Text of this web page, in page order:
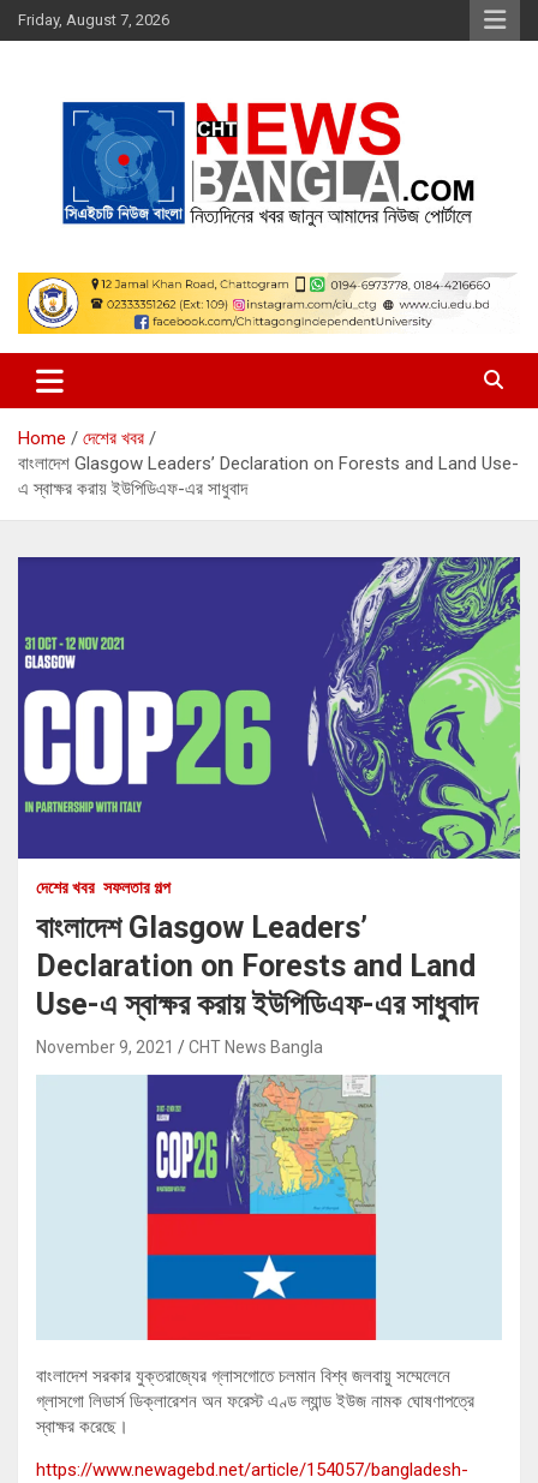
Skip
to
Friday, August 7, 2026
chtnews-bangla.com
Home
দেশের খবর
বাংলাদেশ Glasgow Leaders’ Declaration on Forests and Land Use-
এ স্বাক্ষর করায় ইউপিডিএফ-এর সাধুবাদ
দেশের খবর সফলতার গল্প
বাংলাদেশ Glasgow Leaders’
Declaration on Forests and Land
Use-এ স্বাক্ষর করায় ইউপিডিএফ-এর সাধুবাদ
November 9, 2021 CHT News Bangla
বাংলাদেশ সরকার যুক্তরাজ্যের গ্লাসগোতে চলমান বিশ্ব জলবায়ু সম্মেলেনে
গ্লাসগো লিডার্স ডিক্লারেশন অন ফরেস্ট এণ্ড ল্যান্ড ইউজ নামক ঘোষণাপত্রে
স্বাক্ষর করেছে।
https://www.newagebd.net/article/154057/bangladesh-